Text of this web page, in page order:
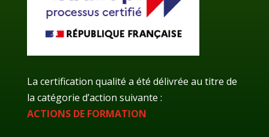
La certification qualité a été délivrée au titre de
la catégorie d’action suivante :
ACTIONS DE FORMATION